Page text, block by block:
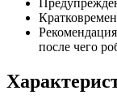
после чего